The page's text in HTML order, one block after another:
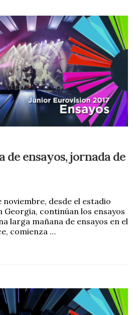
de ensayos, jornada de
noviembre, desde el estadio
Georgia, continúan los ensayos
larga mañana de ensayos en el
comienza …